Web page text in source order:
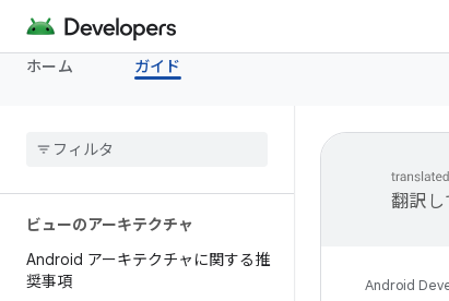
ホーム ガイド
ビューのアーキテクチャ
Android アーキテクチャに関する推
奨事項
翻訳し
Android